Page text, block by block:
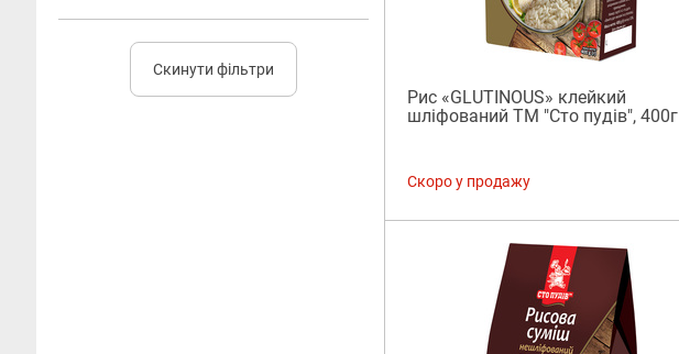
Скинути фільтри
Рис «GLUTINOUS» клейкий
шліфований ТМ "Сто пудів", 400г
Скоро у продажу